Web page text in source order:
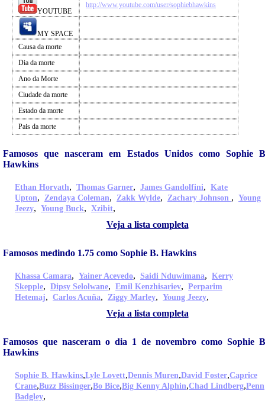
YOUTUBE
http://www.youtube.com/user/sophiebhawkins
MY SPACE
Causa da morte
Dia da morte
Ano da Morte
Ciudade da morte
Estado da morte
Pais da morte
Famosos que nasceram em Estados Unidos como Sophie
Hawkins
Ethan Horvath, Thomas Garner, James Gandolfini, Kate
Upton, Zendaya Coleman, Zakk Wylde, Zachary Johnson , Young
Jeezy, Young Buck, Xzibit,
Veja a lista completa
Famosos medindo 1.75 como Sophie B. Hawkins
Khassa Camara, Yainer Acevedo, Saidi Nduwimana, Kerry
Skepple, Dipsy Selolwane, Emil Kenzhisariev, Perparim
Hetemaj, Carlos Acuña, Ziggy Marley, Young Jeezy,
Veja a lista completa
Famosos que nasceram o dia 1 de novembro como Sophie
Hawkins
Sophie B. Hawkins,Lyle Lovett,Dennis Muren,David Foster,Caprice
Crane,Buzz Bissinger,Bo Bice,Big Kenny Alphin,Chad Lindberg,Penn
Badgley,